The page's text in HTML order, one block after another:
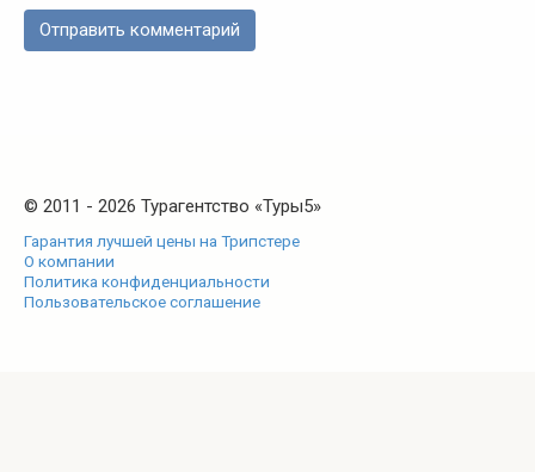
© 2011 - 2026 Турагентство «Туры5»
Гарантия лучшей цены на Трипстере
О компании
Политика конфиденциальности
Пользовательское соглашение